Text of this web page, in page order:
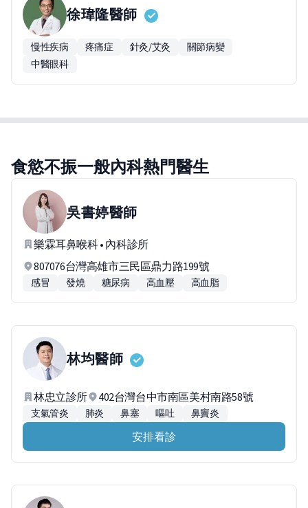
徐瑋隆醫師
慢性疾病 疼痛症 針灸/艾灸
關節病變
中醫眼科
食慾不振一般內科熱門醫生
吳書婷醫師
樂霖耳鼻喉科 • 內科診所
807076台灣高雄市三民區鼎力路199號
感冒 發燒 糖尿病 高血壓 高血脂
林均醫師
林忠立診所 402台灣台中市南區美村南路58號
支氣管炎 肺炎 鼻塞 嘔吐 鼻竇炎
安排看診